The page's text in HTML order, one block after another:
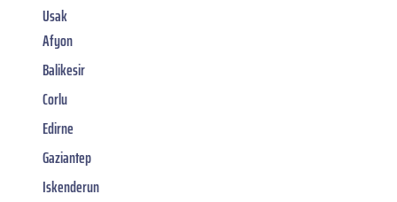
Usak
Afyon
Balikesir
Corlu
Edirne
Gaziantep
Iskenderun